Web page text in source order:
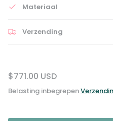
Materiaal
Verzending
$771.00 USD
Belasting inbegrepen